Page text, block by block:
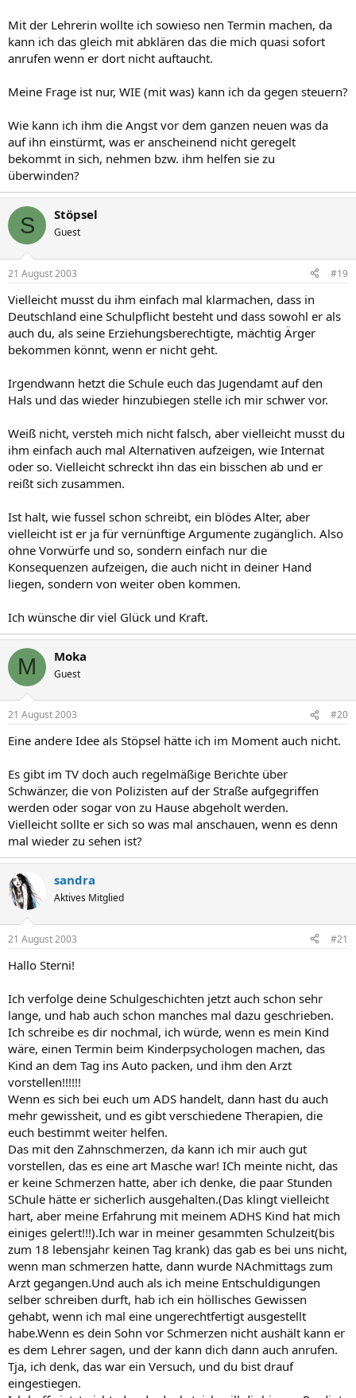
Mit der Lehrerin wollte ich sowieso nen Termin machen, da
kann ich das gleich mit abklären das die mich quasi sofort
anrufen wenn er dort nicht auftaucht.
Meine Frage ist nur, WIE (mit was) kann ich da gegen steuern?
Wie kann ich ihm die Angst vor dem ganzen neuen was da
auf ihn einstürmt, was er anscheinend nicht geregelt
bekommt in sich, nehmen bzw. ihm helfen sie zu
überwinden?
S Stöpsel
Guest
21 August 2003 #19
Vielleicht musst du ihm einfach mal klarmachen, dass in
Deutschland eine Schulpflicht besteht und dass sowohl er als
auch du, als seine Erziehungsberechtigte, mächtig Ärger
bekommen könnt, wenn er nicht geht.
Irgendwann hetzt die Schule euch das Jugendamt auf den
Hals und das wieder hinzubiegen stelle ich mir schwer vor.
Weiß nicht, versteh mich nicht falsch, aber vielleicht musst du
ihm einfach auch mal Alternativen aufzeigen, wie Internat
oder so. Vielleicht schreckt ihn das ein bisschen ab und er
reißt sich zusammen.
Ist halt, wie fussel schon schreibt, ein blödes Alter, aber
vielleicht ist er ja für vernünftige Argumente zugänglich. Also
ohne Vorwürfe und so, sondern einfach nur die
Konsequenzen aufzeigen, die auch nicht in deiner Hand
liegen, sondern von weiter oben kommen.
Ich wünsche dir viel Glück und Kraft.
M Moka
Guest
21 August 2003 #20
Eine andere Idee als Stöpsel hätte ich im Moment auch nicht.
Es gibt im TV doch auch regelmäßige Berichte über
Schwänzer, die von Polizisten auf der Straße aufgegriffen
werden oder sogar von zu Hause abgeholt werden.
Vielleicht sollte er sich so was mal anschauen, wenn es denn
mal wieder zu sehen ist?
sandra
Aktives Mitglied
21 August 2003 #21
Hallo Sterni!
Ich verfolge deine Schulgeschichten jetzt auch schon sehr
lange, und hab auch schon manches mal dazu geschrieben.
Ich schreibe es dir nochmal, ich würde, wenn es mein Kind
wäre, einen Termin beim Kinderpsychologen machen, das
Kind an dem Tag ins Auto packen, und ihm den Arzt
vorstellen!!!!!!
Wenn es sich bei euch um ADS handelt, dann hast du auch
mehr gewissheit, und es gibt verschiedene Therapien, die
euch bestimmt weiter helfen.
Das mit den Zahnschmerzen, da kann ich mir auch gut
vorstellen, das es eine art Masche war! ICh meinte nicht, das
er keine Schmerzen hatte, aber ich denke, die paar Stunden
SChule hätte er sicherlich ausgehalten.(Das klingt vielleicht
hart, aber meine Erfahrung mit meinem ADHS Kind hat mich
einiges gelert!!!).Ich war in meiner gesammten Schulzeit(bis
zum 18 lebensjahr keinen Tag krank) das gab es bei uns nicht,
wenn man schmerzen hatte, dann wurde NAchmittags zum
Arzt gegangen.Und auch als ich meine Entschuldigungen
selber schreiben durft, hab ich ein höllisches Gewissen
gehabt, wenn ich mal eine ungerechtfertigt ausgestellt
habe.Wenn es dein Sohn vor Schmerzen nicht aushält kann er
es dem Lehrer sagen, und der kann dich dann auch anrufen.
Tja, ich denk, das war ein Versuch, und du bist drauf
eingestiegen.